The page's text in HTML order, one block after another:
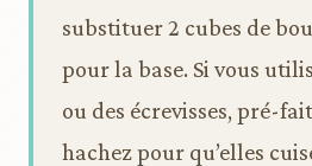
substituer 2 cubes de
pour la base. Si vous
ou des écrevisses, pré-
hachez pour qu’elles